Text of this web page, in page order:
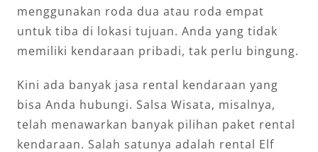
menggunakan roda dua atau roda empat
untuk tiba di lokasi tujuan. Anda yang tidak
memiliki kendaraan pribadi, tak perlu bingung.
Kini ada banyak jasa rental kendaraan yang
bisa Anda hubungi. Salsa Wisata, misalnya,
telah menawarkan banyak pilihan paket rental
kendaraan. Salah satunya adalah rental Elf